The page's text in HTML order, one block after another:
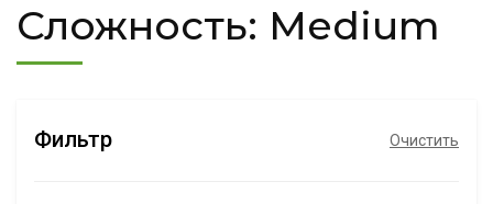
Сложность: Medium
Фильтр Очистить